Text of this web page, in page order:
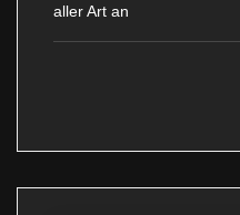
aller Art an